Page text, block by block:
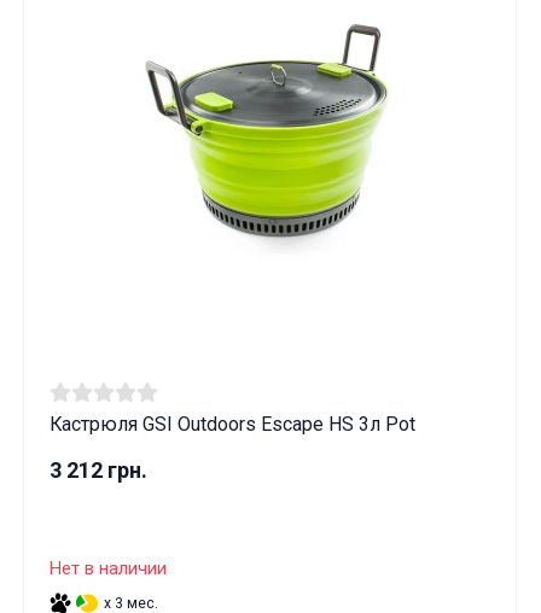
Кастрюля GSI Outdoors Escape HS 3л Pot
3 212 грн.
Нет в наличии
x 3 мес.